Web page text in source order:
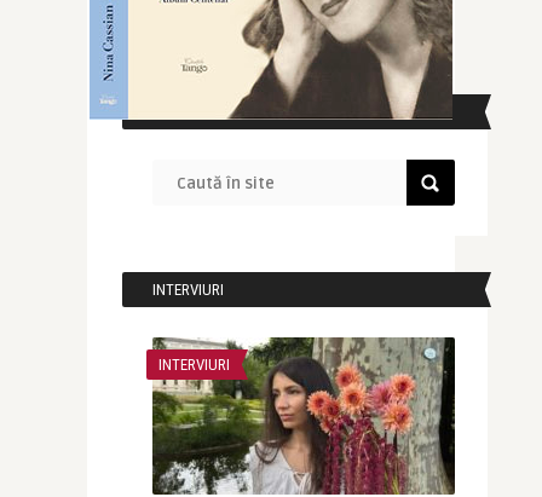
CAUTĂ ÎN SITE
INTERVIURI
INTERVIURI